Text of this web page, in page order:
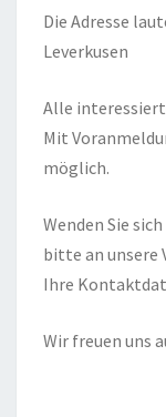
Die Adresse
Leverkusen
Alle
Mit
möglich.
Wenden Sie
bitte an unsere
Ihre
Wir freuen uns